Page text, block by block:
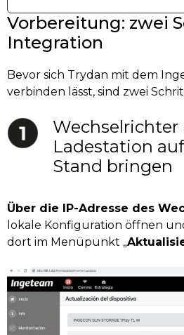
Vorbereitung: zwei
Integration
Bevor sich Trydan mit dem
verbinden lässt, sind zwei
Wechselrichter
Ladestation
Stand bringen
Über die IP-Adresse des
lokale Konfiguration öffnen
dort im Menüpunkt „